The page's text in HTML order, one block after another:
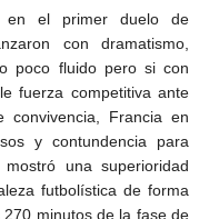
en el primer duelo de
con dramatismo,
poco fluido pero si con
fuerza competitiva ante
Francia en
y contundencia para
una superioridad
futbolística de forma
minutos de la fase de